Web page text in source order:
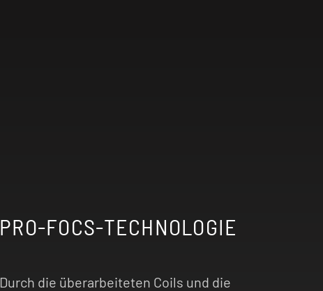
PRO-FOCS-TECHNOLOGIE
Durch die überarbeiteten Coils und die